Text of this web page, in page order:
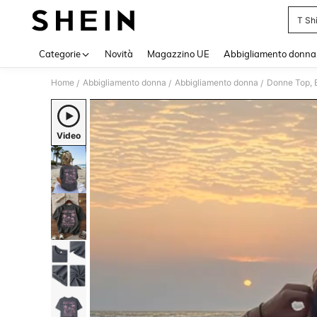
T
Categorie Novità Magazzino UE Abbigliamento donna
Home / Abbigliamento donna / Abbigliamento donna / Donne Top,
Video